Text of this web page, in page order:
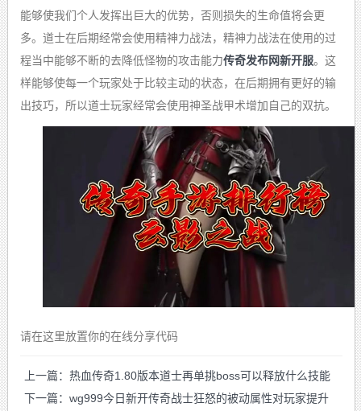
能够使我们个人发挥出巨大的优势，否则损失的生命值将会更
多。道士在后期经常会使用精神力战法，精神力战法在使用的过
程当中能够不断的去降低怪物的攻击能力传奇发布网新开服。这
样能够使每一个玩家处于比较主动的状态，在后期拥有更好的输
出技巧，所以道士玩家经常会使用神圣战甲术增加自己的双抗。
请在这里放置你的在线分享代码
上一篇：热血传奇1.80版本道士再单挑boss可以释放什么技能
下一篇：wg999今日新开传奇战士狂怒的被动属性对玩家提升